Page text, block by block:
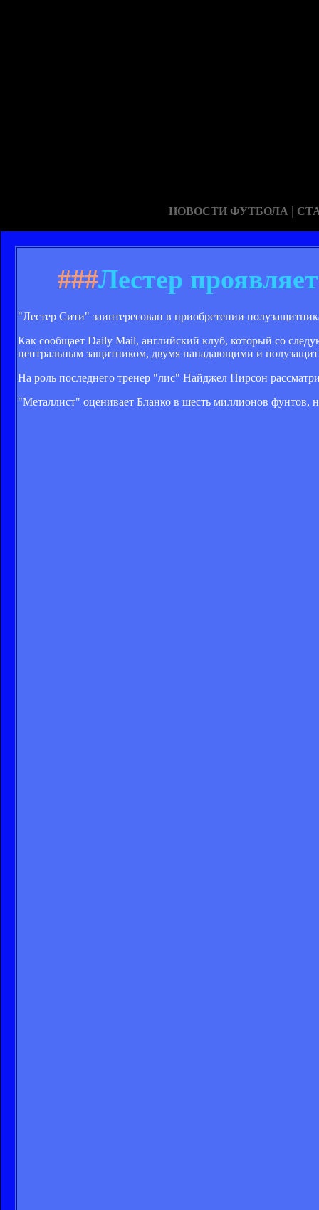
НОВОСТИ ФУТБОЛА |
###Лестер
"Лестер Сити" заинтересован в приобретении
Как сообщает Daily Mail, английский клуб, который со
центральным защитником, двумя нападающими и
На роль последнего тренер "лис" Найджел Пирсон
"Металлист" оценивает Бланко в шесть миллионов фунтов,